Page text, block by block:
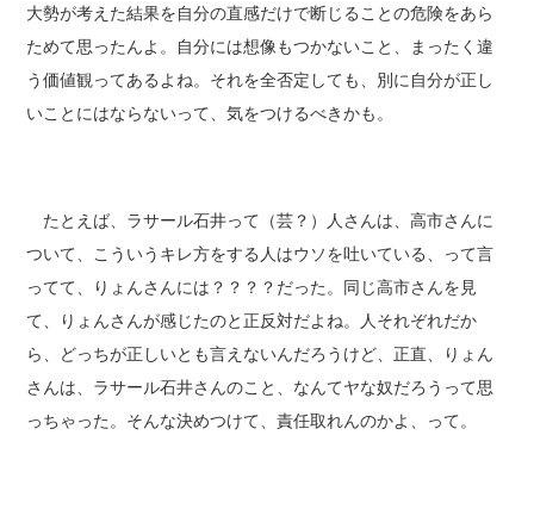
大勢が考えた結果を自分の直感だけで断じることの危険をあら
ためて思ったんよ。自分には想像もつかないこと、まったく違
う価値観ってあるよね。それを全否定しても、別に自分が正し
いことにはならないって、気をつけるべきかも。
たとえば、ラサール石井って（芸？）人さんは、高市さんに
ついて、こういうキレ方をする人はウソを吐いている、って言
ってて、りょんさんには？？？？だった。同じ高市さんを見
て、りょんさんが感じたのと正反対だよね。人それぞれだか
ら、どっちが正しいとも言えないんだろうけど、正直、りょん
さんは、ラサール石井さんのこと、なんてヤな奴だろうって思
っちゃった。そんな決めつけて、責任取れんのかよ、って。